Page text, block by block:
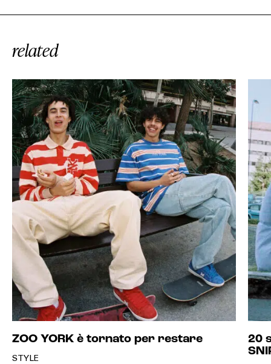
related
ZOO YORK è tornato per restare
STYLE
20